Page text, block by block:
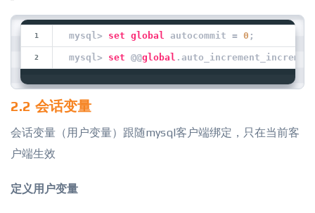
mysql> set global autocommit = 0 ;
mysql> set @@global
2.2 会话变量
会话变量（用户变量）跟随mysql客户端绑定，只在当前客
户端生效
定义用户变量